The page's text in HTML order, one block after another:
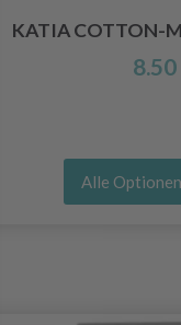
KATIA COTTON-
8.50
Alle